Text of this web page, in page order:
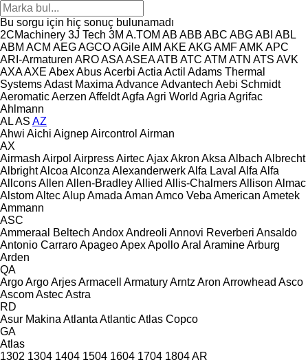
Bu sorgu için hiç sonuç bulunamadı
2CMachinery 3J Tech 3M A.TOM AB ABB ABC ABGABI ABL
ABM ACM AEGAGCOAGileAIM AKE AKGAMFAMK APC
ARI-Armaturen AROASAASEAATB ATC ATM ATN ATS AVK
AXAAXE AbexAbusAcerbi Actia Actil Adams Thermal
SystemsAdast Maxima AdvanceAdvantech Aebi Schmidt
AeromaticAerzen AffeldtAgfa Agri World Agria Agrifac
Ahlmann
ALAS AZ
Ahwi Aichi AignepAircontrol Airman
AX
Airmash Airpol AirpressAirtecAjaxAkron Aksa Albach Albrecht
AlbrightAlcoa Alconza AlexanderwerkAlfa Laval Alfa Alfa
AllconsAllen Allen‑BradleyAllied Allis-ChalmersAllison Almac
AlstomAltecAlupAmada Aman Amco Veba American Ametek
Ammann
ASC
Ammeraal Beltech AndoxAndreoli Annovi Reverberi Ansaldo
Antonio CarraroApageoApexApolloAral AramineArburg
Arden
QA
ArgoArgoArjesArmacell ArmaturyArntz Aron Arrowhead Asco
AscomAstecAstra
RD
Asur Makina Atlanta AtlanticAtlas Copco
GA
Atlas
1302 1304 1404 1504 1604 1704 1804AR